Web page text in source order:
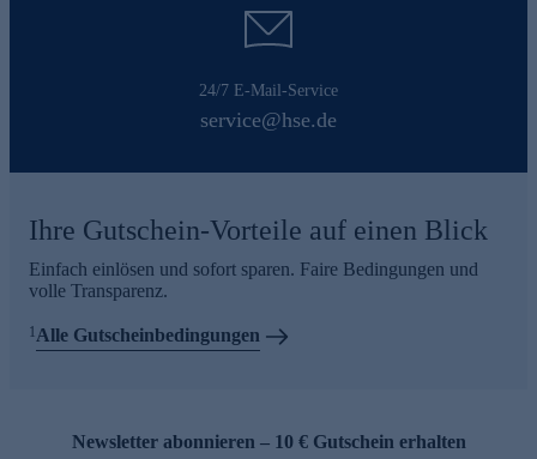
24/7 E-Mail-Service
service@hse.de
Ihre Gutschein-Vorteile auf einen Blick
Einfach einlösen und sofort sparen. Faire Bedingungen und
volle Transparenz.
1 Alle Gutscheinbedingungen
Newsletter abonnieren – 10 € Gutschein erhalten